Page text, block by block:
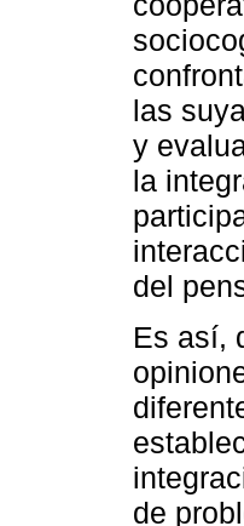
las
y
la
del
Es así,
de